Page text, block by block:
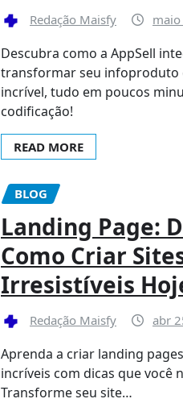
Redação Maisfy
Descubra como a AppSell
transformar seu infoproduto
incrível, tudo em poucos
codificação!
READ MORE
BLOG
Landing Page:
Como Criar
Irresistíveis
Redação Maisfy abr
Aprenda a criar landing
incríveis com dicas que você
Transforme seu site…